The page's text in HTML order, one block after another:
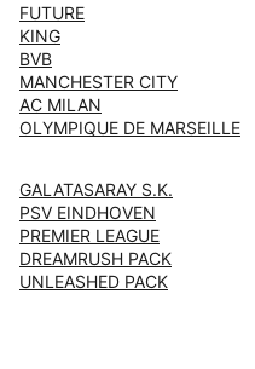
FUTURE
KING
BVB
MANCHESTER CITY
AC MILAN
OLYMPIQUE DE MARSEILLE
GALATASARAY S.K.
PSV EINDHOVEN
PREMIER LEAGUE
DREAMRUSH PACK
UNLEASHED PACK